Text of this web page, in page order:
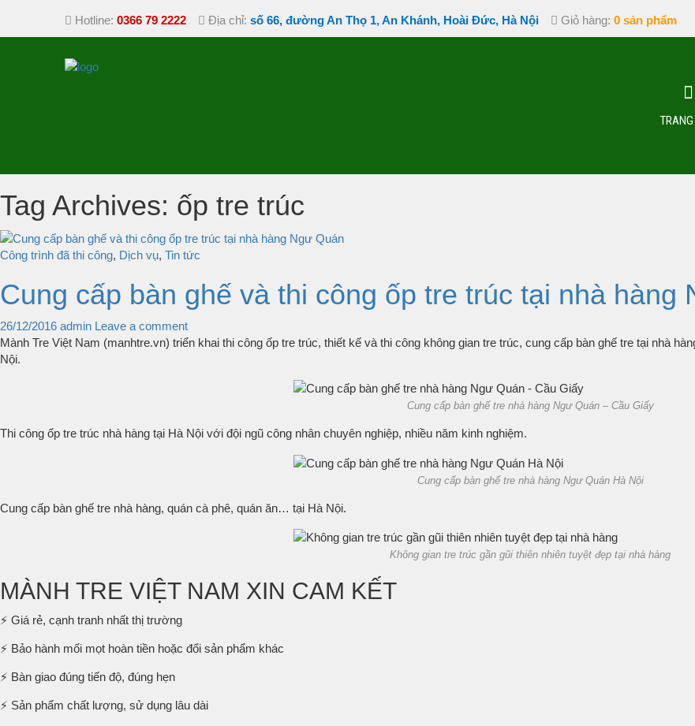
Hotline: 0366 79 2222 Địa chỉ: số 66, đường An Thọ 1, An Khánh, Hoài Đức, Hà Nội Giỏ hàng: 0 sản phẩm
Tag Archives: ốp tre trúc
Công trình đã thi công, Dịch vụ, Tin tức
Cung cấp bàn ghế và thi công ốp tre trúc tại nhà hàng
26/12/2016 admin Leave a comment
Mành Tre Việt Nam (manhtre.vn) triển khai thi công ốp tre trúc, thiết kế và thi công không gian tre trúc, cung cấp bàn ghế tre tại nhà
Nội.
Cung cấp bàn ghế tre nhà hàng Ngư Quán – Cầu Giấy
Thi công ốp tre trúc nhà hàng tại Hà Nội với đội ngũ công nhân chuyên nghiệp, nhiều năm kinh nghiệm.
Cung cấp bàn ghế tre nhà hàng Ngư Quán Hà Nội
Cung cấp bàn ghế tre nhà hàng, quán cà phê, quán ăn… tại Hà Nội.
Không gian tre trúc gần gũi thiên nhiên tuyệt đẹp tại nhà hàng
MÀNH TRE VIỆT NAM XIN CAM KẾT
⚡ Giá rẻ, cạnh tranh nhất thị trường
⚡ Bảo hành mối mọt hoàn tiền hoặc đổi sản phẩm khác
⚡ Bàn giao đúng tiến độ, đúng hẹn
⚡ Sản phẩm chất lượng, sử dụng lâu dài